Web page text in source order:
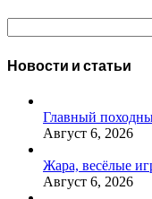
Новости и статьи
Главный
Август 6, 2026
Жара, весёлые
Август 6, 2026